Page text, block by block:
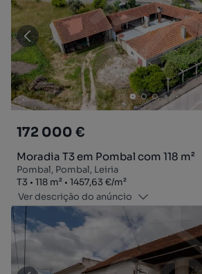
172 000 €
Moradia T3 em Pombal com 118 m²
Pombal, Pombal, Leiria
Tipologia
T3
Zona118 m²
Preço por metro quadrado
1457,63 €/m²
Ver descrição do anúncio